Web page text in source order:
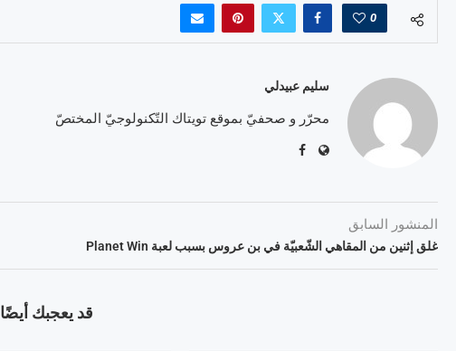
0
سليم عبيدلي
محرّر و صحفيّ بموقع تويتاك التّكنولوجيّ المختصّ
المنشور السابق
غلق إثنين من المقاهي الشّعبيّة في بن عروس بسبب لعبة Planet Win
قد يعجبك أيضًا